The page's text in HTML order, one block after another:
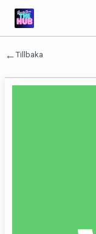
←Tillbaka